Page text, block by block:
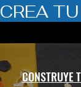
CREA
CONSTRUYE